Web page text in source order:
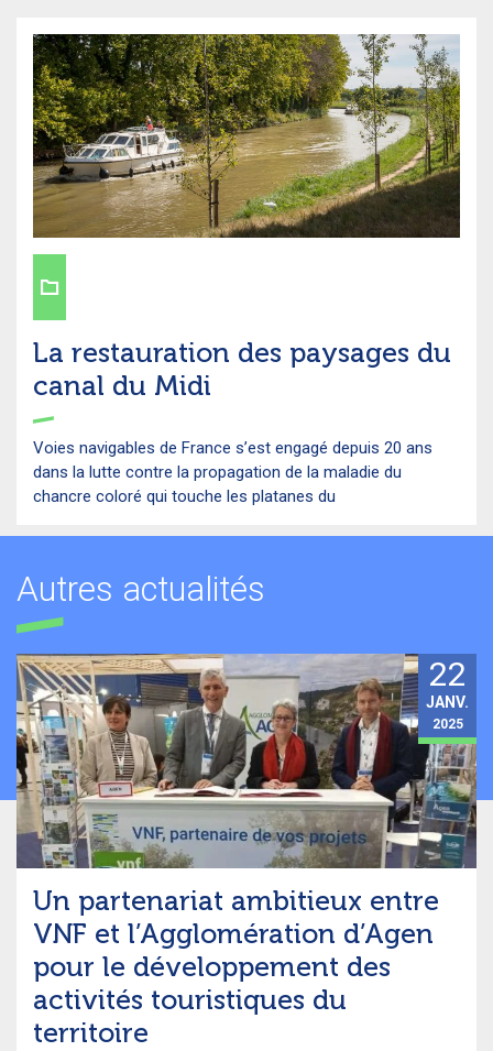
La restauration des paysages du
canal du Midi
Voies navigables de France s’est engagé depuis 20 ans
dans la lutte contre la propagation de la maladie du
chancre coloré qui touche les platanes du
Autres actualités
Un partenariat ambitieux entre
VNF et l’Agglomération d’Agen
pour le développement des
activités touristiques du
territoire
22
JANV.
2025